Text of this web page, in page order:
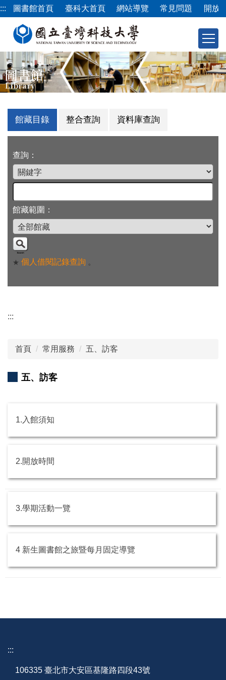
跳
到
內
容
區
::: 圖書館首頁 臺科大首頁 網站導覽 常見問題 開放
圖書館
Library
館藏目錄 整合查詢 資料庫查詢
查詢：
館藏範圍：
★ 個人借閱記錄查詢 。
:::
首頁 常用服務 五、訪客
五、訪客
1.入館須知
2.開放時間
3.學期活動一覽
4 新生圖書館之旅暨每月固定導覽
:::
106335 臺北市大安區基隆路四段43號